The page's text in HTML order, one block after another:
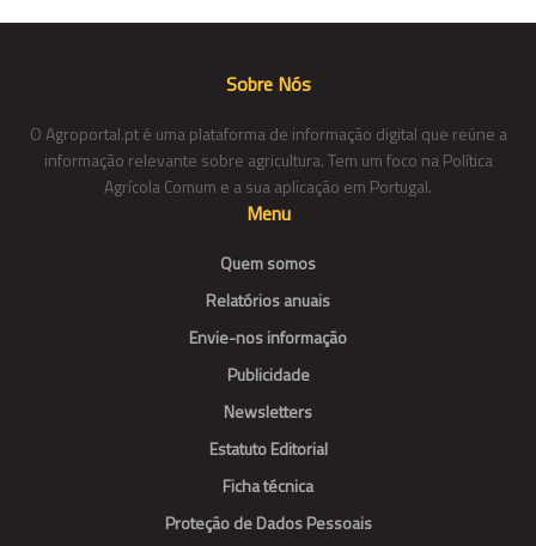
Sobre Nós
O Agroportal.pt é uma plataforma de informação digital que reúne a
informação relevante sobre agricultura. Tem um foco na Política
Agrícola Comum e a sua aplicação em Portugal.
Menu
Quem somos
Relatórios anuais
Envie-nos informação
Publicidade
Newsletters
Estatuto Editorial
Ficha técnica
Proteção de Dados Pessoais